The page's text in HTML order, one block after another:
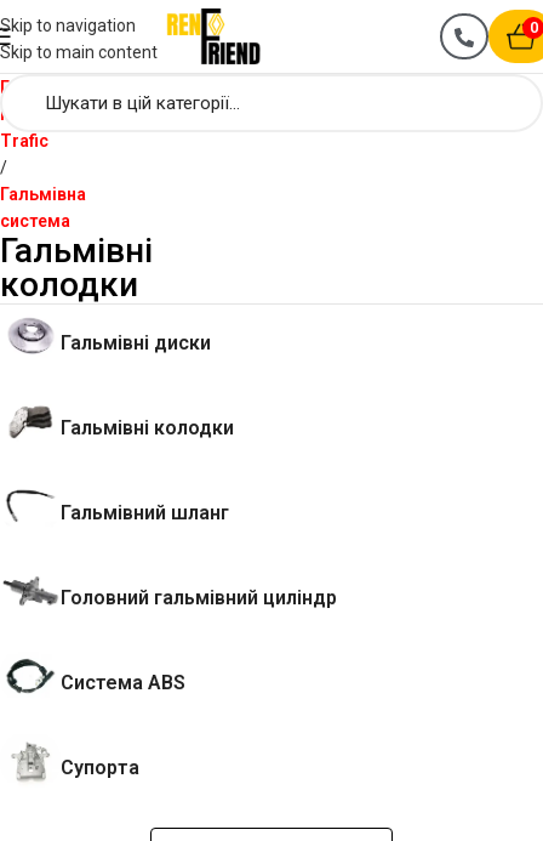
Skip to navigation
Skip to main content
0
Головна
Renault
Trafic
Гальмівна
система
Гальмівні
колодки
Гальмівні диски
Гальмівні колодки
Гальмівний шланг
Головний гальмівний циліндр
Система ABS
Супорта